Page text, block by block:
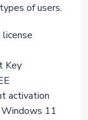
of users.
Key
activation
11